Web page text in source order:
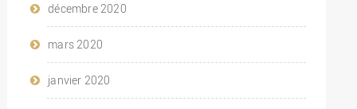
décembre 2020
mars 2020
janvier 2020